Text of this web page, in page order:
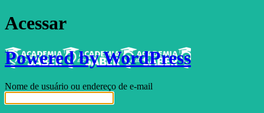
Acessar
Powered by WordPress
Nome de usuário ou endereço de e-mail